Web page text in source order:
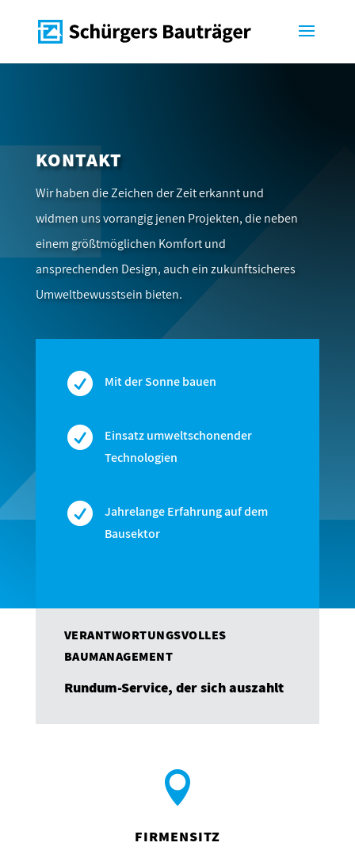
KONTAKT
Wir haben die Zeichen der Zeit erkannt und
widmen uns vorrangig jenen Projekten, die neben
einem größtmöglichen Komfort und
ansprechenden Design, auch ein zukunftsicheres
Umweltbewusstsein bieten.
 Mit der Sonne bauen

Einsatz umweltschonender
Technologien

Jahrelange Erfahrung auf dem
Bausektor
VERANTWORTUNGSVOLLES
BAUMANAGEMENT
Rundum-Service, der sich auszahlt

FIRMENSITZ